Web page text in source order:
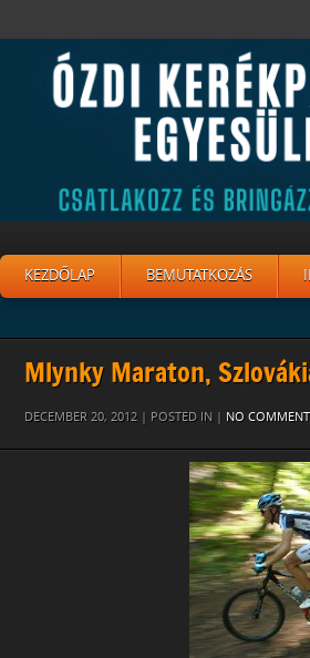
KEZDŐLAP BEMUTATKOZÁS
Mlynky Maraton,
DECEMBER 20, 2012 | POSTED IN | NO